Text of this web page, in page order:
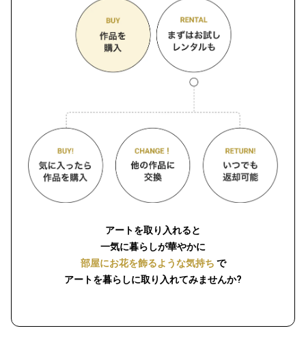
アートを取り入れると
一気に暮らしが華やかに
部屋にお花を飾るような気持ち で
アートを暮らしに取り入れてみませんか?